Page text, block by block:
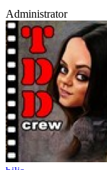
Administrator